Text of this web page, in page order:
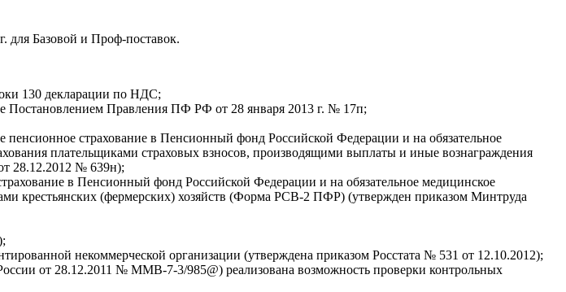
для Базовой и Проф-поставок.
130 декларации по НДС;
Постановлением Правления ПФ РФ от 28 января 2013 г. № 17п;
страхование в Пенсионный фонд Российской Федерации и на обязательное
плательщиками страховых взносов, производящими выплаты и иные вознаграждения
28.12.2012 № 639н);
в Пенсионный фонд Российской Федерации и на обязательное медицинское
крестьянских (фермерских) хозяйств (Форма РСВ-2 ПФР) (утвержден приказом Минтруда
некоммерческой организации (утверждена приказом Росстата № 531 от 12.10.2012);
от 28.12.2011 № ММВ-7-3/985@) реализована возможность проверки контрольных